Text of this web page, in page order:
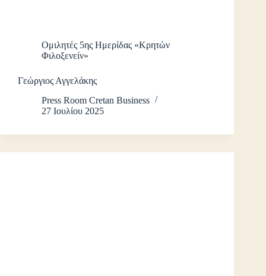
Ομιλητές 5ης Ημερίδας «Κρητών
Φιλοξενείν»
Γεώργιος Αγγελάκης
Press Room Cretan Business
27 Ιουλίου 2025